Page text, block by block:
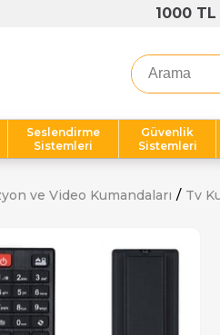
1000 TL
Seslendirme
Sistemleri
Güvenlik
Sistemleri
ve Video Kumandaları Tv